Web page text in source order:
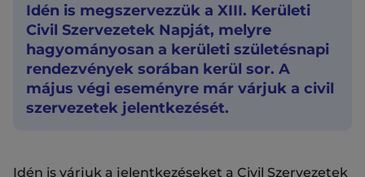
Idén is megszervezzük a XIII. Kerületi
Civil Szervezetek Napját, melyre
hagyományosan a kerületi születésnapi
rendezvények sorában kerül sor. A
május végi eseményre már várjuk a civil
szervezetek jelentkezését.
Idén is várjuk a jelentkezéseket a Civil Szervezetek